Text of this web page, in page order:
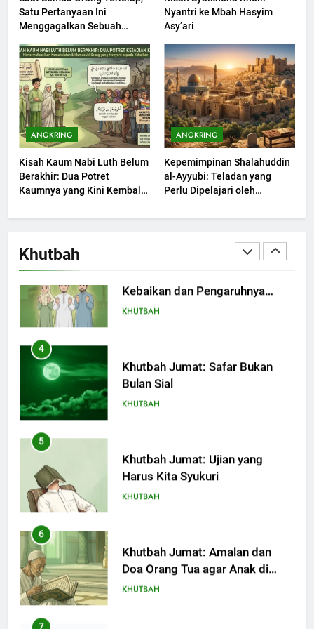
Satu Pertanyaan Ini
Menggagalkan Sebuah
Nyantri ke Mbah Hasyim
Asy’ari
ANGKRING
Kisah Kaum Nabi Luth Belum
Berakhir: Dua Potret
Kaumnya yang Kini Kembali
ANGKRING
Kepemimpinan Shalahuddin
al-Ayyubi: Teladan yang
Perlu Dipelajari oleh
(2)
Khutbah
1
Dengki Tak Akan Pernah
Berjaya?
KHUTBAH
2
Khutbah Jumat: Melihat
Limpahan Nikmat Allah
KHUTBAH
Khutbah Jumat: Ketaatan,
Kebaikan dan Pengaruhnya
4
Khutbah Jumat: Safar Bukan
Khutbah Jumat: Ujian yang
6
Khutbah Jumat: Amalan dan
Akhirat
7
Khutbah Jumat: Refleksi dari